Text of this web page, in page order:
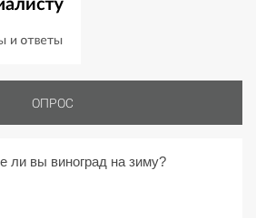
ОПРОС
ли вы виноград на зиму?